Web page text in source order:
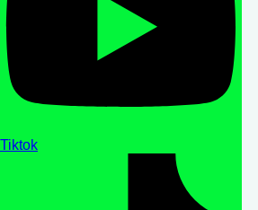
Tiktok